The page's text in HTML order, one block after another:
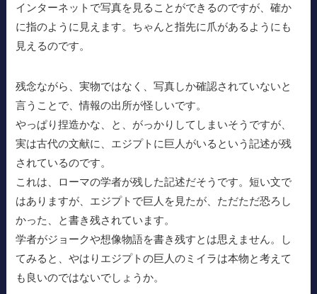
インターネットで写真を見ることができるのですが、確か
に指のように見えます。ちゃんと指先に爪があるようにも
見えるのです。
残念ながら、実物ではなく、写真しか確認されていないと
言うことで、情報の出所が怪しいです。
やっぱり捏造かな、と、がっかりしてしまいそうですが、
実は古代の文献に、エジプトに巨人がいるという記述が残
されているのです。
これは、ローマの学者が残した記述だそうです。短い文で
はありますが、エジプトで巨人を見たが、ただただ恐ろし
かった、と書き残されています。
学者がジョークや想像物語を書き残すとは思えません。し
てみると、やはりエジプトの巨人のミイラは本物と考えて
も良いのではないでしょうか。